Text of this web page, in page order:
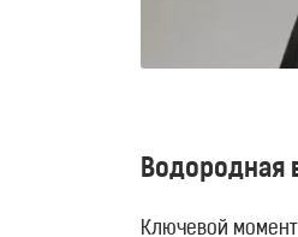
Кислородные
продукты
Водородная
Ключевой